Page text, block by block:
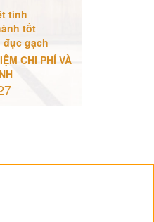
tình
tốt
đục gạch
CHI PHÍ VÀ